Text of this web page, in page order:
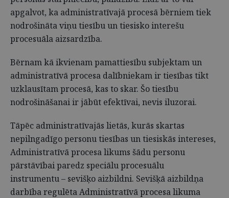
apgalvot, ka administratīvajā procesā bērniem tiek
nodrošināta viņu tiesību un tiesisko interešu
procesuāla aizsardzība.
Bērnam kā ikvienam pamattiesību subjektam un
administratīvā procesa dalībniekam ir tiesības tikt
uzklausītam procesā, kas to skar. Šo tiesību
nodrošināšanai ir jābūt efektīvai, nevis iluzorai.
Tāpēc administratīvajās lietās, kurās skartas
nepilngadīgo personu tiesības un tiesiskās intereses,
Administratīvā procesa likums šādu personu
pārstāvībai paredz speciālu procesuālu
instrumentu – sevišķo aizbildni. Sevišķā aizbildņa
darbība regulēta Administratīvā procesa likuma